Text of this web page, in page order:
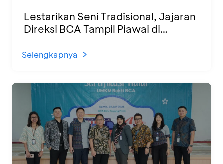
Lestarikan Seni Tradisional, Jajaran
Direksi BCA Tampil Piawai di
Selengkapnya